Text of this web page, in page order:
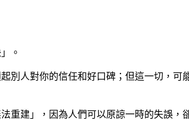
。
別人對你的信任和好口碑；但這一切，
建」，因為人們可以原諒一時的失誤，